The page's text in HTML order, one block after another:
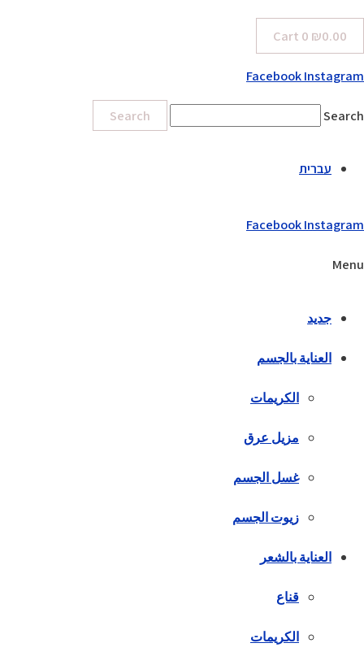
₪0.00
0
Cart
FacebookInstagram
Search
Search
עברית
FacebookInstagram
Menu
جديد
العناية بالجسم
الكريمات
مزيل عرق
غسل الجسم
زيوت الجسم
العناية بالشعر
قناع
الكريمات